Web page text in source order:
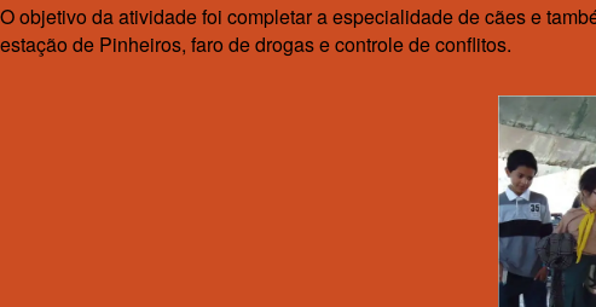
O objetivo da atividade foi completar a especialidade de cães e
estação de Pinheiros, faro de drogas e controle de conflitos.